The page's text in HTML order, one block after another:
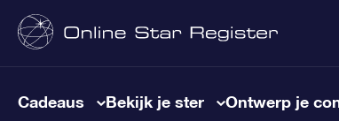
Cadeaus Bekijk je ster Ontwerp je